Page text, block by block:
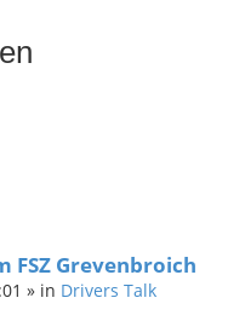
FSZ Grevenbroich
» in Drivers Talk